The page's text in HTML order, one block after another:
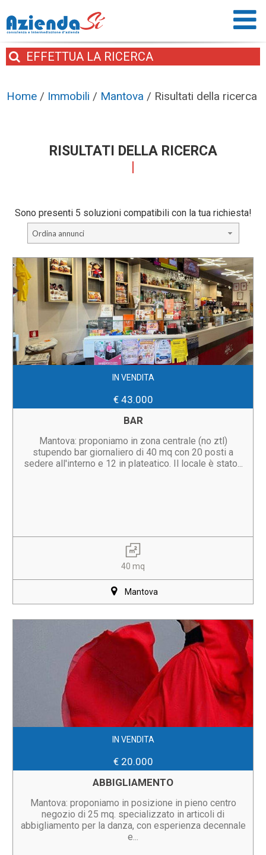
EFFETTUA LA RICERCA
Home / Immobili / Mantova / Risultati della ricerca
RISULTATI DELLA RICERCA
Sono presenti 5 soluzioni compatibili con la tua richiesta!
Ordina annunci
IN VENDITA
€ 43.000
BAR
Mantova: proponiamo in zona centrale (no ztl)
stupendo bar giornaliero di 40 mq con 20 posti a
sedere all'interno e 12 in plateatico. Il locale è stato...
40 mq
Mantova
IN VENDITA
€ 20.000
ABBIGLIAMENTO
Mantova: proponiamo in posizione in pieno centro
negozio di 25 mq. specializzato in articoli di
abbigliamento per la danza, con esperienza decennale
e...